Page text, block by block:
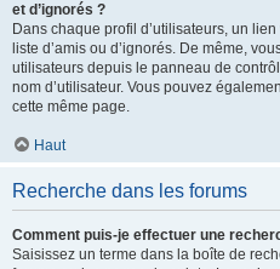
et d’ignorés ?
Dans chaque profil d’utilisateurs, un
liste d’amis ou d’ignorés. De même,
utilisateurs depuis le panneau de
nom d’utilisateur. Vous pouvez
cette même page.
Haut
Recherche dans les forums
Comment puis-je effectuer une
Saisissez un terme dans la boîte de